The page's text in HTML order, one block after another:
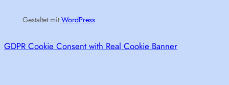
Gestaltet mitWordPress
GDPR Cookie Consent with Real Cookie Banner